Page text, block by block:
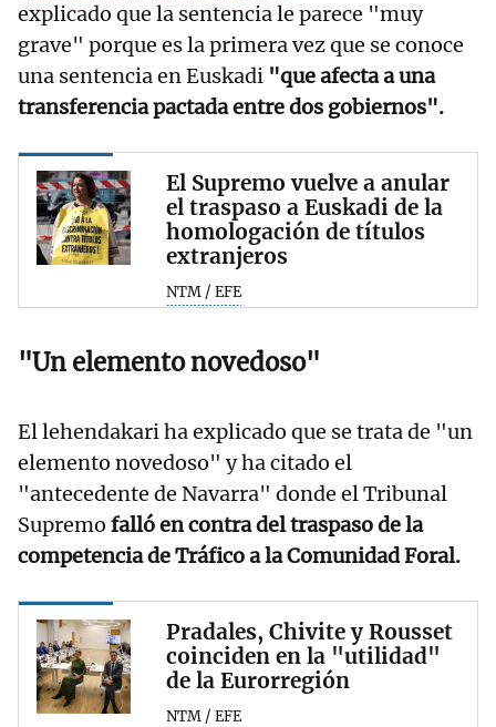
explicado que la sentencia le parece "muy
grave" porque es la primera vez que se conoce
una sentencia en Euskadi "que afecta a una
transferencia pactada entre dos gobiernos".
El Supremo vuelve a anular
el traspaso a Euskadi de la
homologación de títulos
extranjeros
NTM / EFE
"Un elemento novedoso"
El lehendakari ha explicado que se trata de "un
elemento novedoso" y ha citado el
"antecedente de Navarra" donde el Tribunal
Supremo falló en contra del traspaso de la
competencia de Tráfico a la Comunidad Foral.
Pradales, Chivite y Rousset
coinciden en la "utilidad"
de la Eurorregión
NTM / EFE